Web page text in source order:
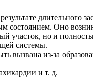
длительного
состоянием. Оно
участок, но и
системы.
вызвана из-за
и т. д.